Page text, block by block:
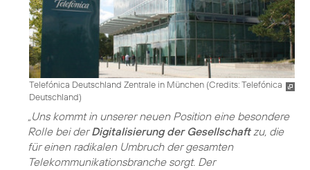
Telefónica Deutschland Zentrale in München (Credits: Telefónica
Deutschland)
„Uns kommt in unserer neuen Position eine besondere
Rolle bei derDigitalisierung der Gesellschaftzu, die
für einen radikalen Umbruch der gesamten
Telekommunikationsbranche sorgt. Der